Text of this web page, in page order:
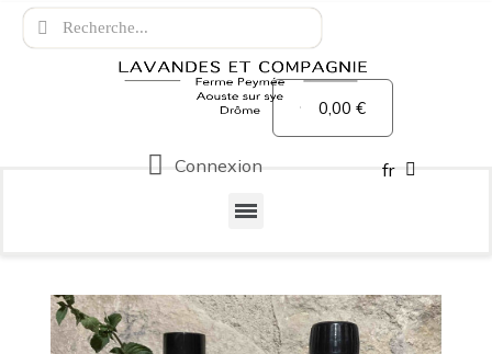
Connexion
0,00 €
fr